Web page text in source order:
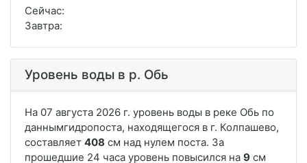
Сейчас:
Завтра:
Уровень воды в р. Обь